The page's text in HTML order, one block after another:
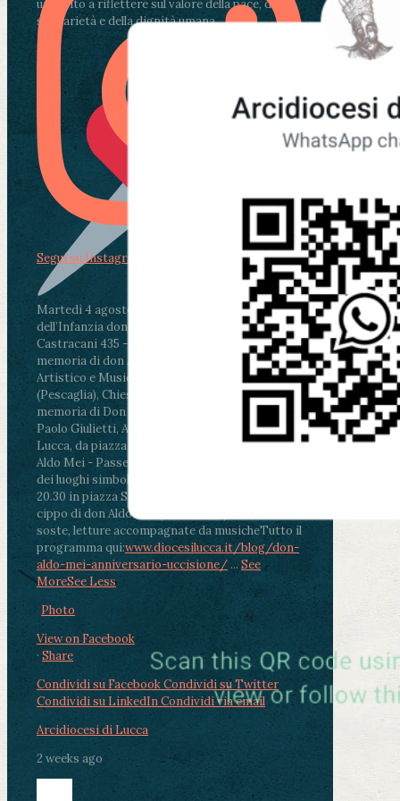
un invito a riflettere sul valore della pace, della
solidarietà e della dignità umana.
Martedì 4 agosto2026
ore 11:30 - Lucca, Scuola
dell’Infanzia don Aldo Mei - Viale Castruccio
Castracani 435 - Inaugurazione murales in
memoria di don Aldo Mei curato dal Liceo
Artistico e Musicale “Passaglia”
ore 18 - Fiano
(Pescaglia), Chiesa parrocchiale - Messa in
memoria di Don Aldo Mei celebrata da mons.
Paolo Giulietti, Arcivescovo di Lucca
ore 20.30 -
Lucca, da piazza San Michele al Cippo di don
Aldo Mei - Passeggiata della Memoria in alcuni
dei luoghi simbolo della città. Ritrovo alle ore
20.30 in piazza San Michele con conclusione al
cippo di don Aldo Mei (Porta Elisa). Durante le
soste, letture accompagnate da musicheTutto il
programma qui:www.diocesilucca.it/blog/don-
aldo-mei-anniversario-uccisione/ ... See
MoreSee Less
Photo
View on Facebook
· Share
Condividi su FacebookCondividi su Twitter
Condividi su LinkedInCondividi via email
Arcidiocesi di Lucca
2 weeks ago
Segui su Instagram